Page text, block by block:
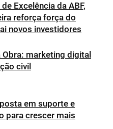
Excelência da ABF,
reforça força do
novos investidores
Obra: marketing digital
civil
em suporte e
para crescer mais